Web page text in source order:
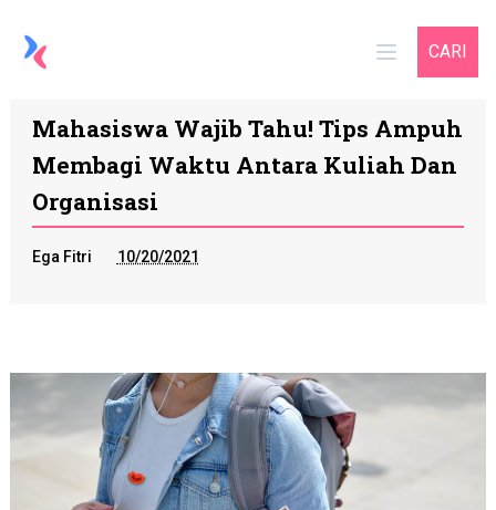
CARI
Mahasiswa Wajib Tahu! Tips Ampuh
Membagi Waktu Antara Kuliah Dan
Organisasi
Ega Fitri 10/20/2021